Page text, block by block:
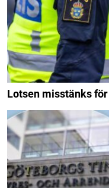
Lotsen misstänks